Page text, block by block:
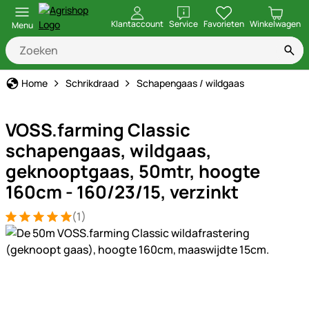
Menu Klantaccount ServiceopenenFavorieten Winkelwagen
Home Schrikdraad Schapengaas / wildgaas
VOSS.farming Classic
schapengaas, wildgaas,
geknooptgaas, 50mtr, hoogte
160cm - 160/23/15, verzinkt
Beoordeling: 5 van 5 (1 beoordelingen)
1 Bewertung (1)
Productgalerij